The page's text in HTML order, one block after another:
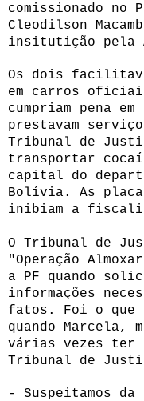
comissionado no
Cleodilson
insitutição pela
Os dois
em carros
cumpriam pena
prestavam
Tribunal de
transportar
capital do
Bolívia. As
inibiam a
O Tribunal de
"Operação
a PF quando
informações
fatos. Foi o que
quando Marcela,
várias vezes ter
Tribunal de
- Suspeitamos